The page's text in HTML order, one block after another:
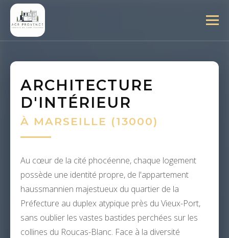
ARCHITECTURE
D'INTÉRIEUR
À MARSEILLE (13000)
Au cœur de la cité phocéenne, chaque logement
possède une identité propre, de l'appartement
haussmannien majestueux du quartier de la
Préfecture au duplex atypique près du Vieux-Port,
sans oublier les vastes bastides perchées sur les
collines du Roucas-Blanc. Face à la diversité